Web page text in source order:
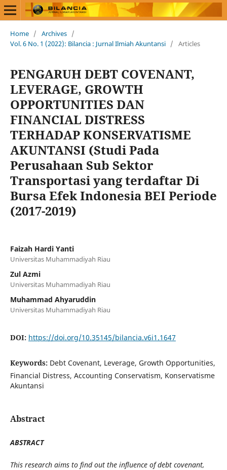
Home / Archives /
Vol. 6 No. 1 (2022): Bilancia : Jurnal Ilmiah Akuntansi / Articles
PENGARUH DEBT COVENANT,
LEVERAGE, GROWTH
OPPORTUNITIES DAN
FINANCIAL DISTRESS
TERHADAP KONSERVATISME
AKUNTANSI (Studi Pada
Perusahaan Sub Sektor
Transportasi yang terdaftar Di
Bursa Efek Indonesia BEI Periode
(2017-2019)
Faizah Hardi Yanti
Universitas Muhammadiyah Riau
Zul Azmi
Universitas Muhammadiyah Riau
Muhammad Ahyaruddin
Universitas Muhammadiyah Riau
DOI: https://doi.org/10.35145/bilancia.v6i1.1647
Keywords: Debt Covenant, Leverage, Growth Opportunities,
Financial Distress, Accounting Conservatism, Konservatisme
Akuntansi
Abstract
ABSTRACT
This research aims to find out the influence of debt covenant,